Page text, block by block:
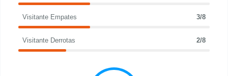
Visitante Empates 3/8
Visitante Derrotas 2/8